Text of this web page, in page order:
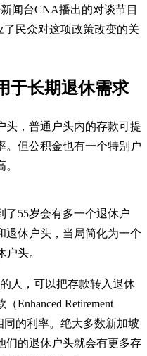
闻台CNA播出的对谈节目
了民众对这项政策改变的关
于长期退休需求
头，普通户头内的存款可提
。但公积金也有一个特别户
了55岁会有多一个退休户
退休户头，当局简化为一个
头。
人，可以把存款转入退休
Enhanced Retirement
同的利率。绝大多数新加坡
们的退休户头就会有更多存